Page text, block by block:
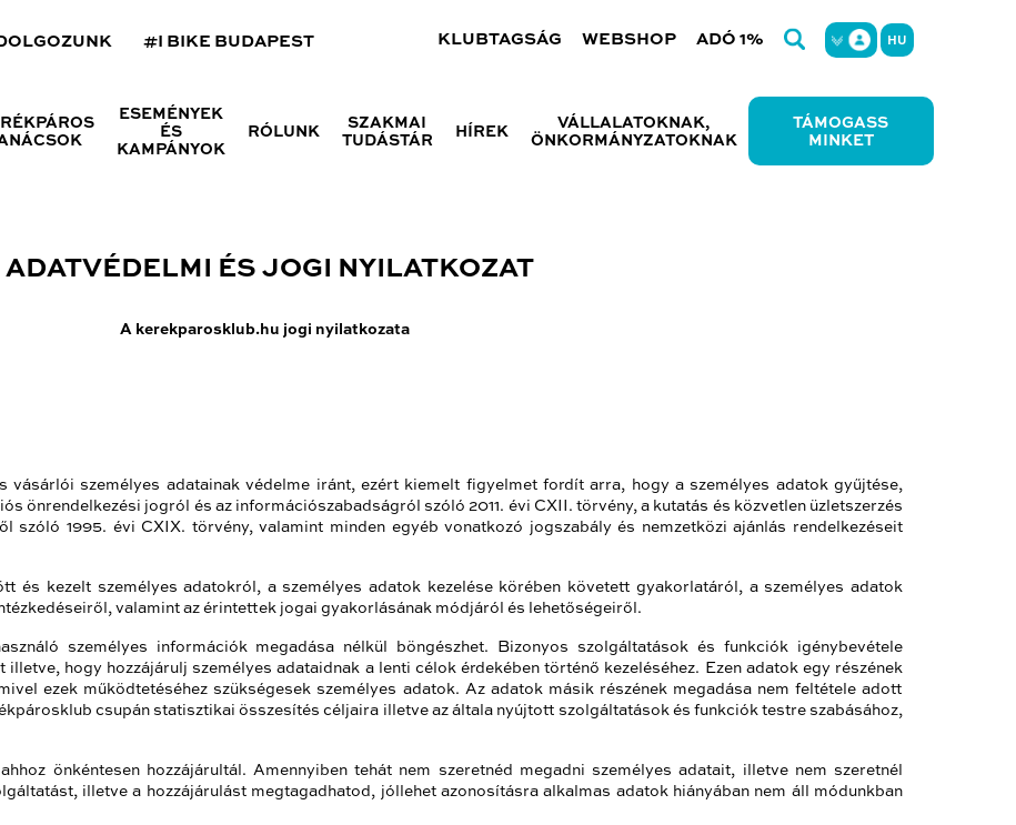
#I BIKE BUDAPEST KLUBTAGSÁG WEBSHOP ADÓ 1% HU
ESEMÉNYEK
ÉS
KAMPÁNYOK
RÓLUNK
SZAKMAI
TUDÁSTÁR
HÍREK
VÁLLALATOKNAK,
ÖNKORMÁNYZATOKNAK
TÁMOGASS
MINKET
ADATVÉDELMI ÉS JOGI NYILATKOZAT
A kerekparosklub.hu jogi nyilatkozata
személyes adatainak védelme iránt, ezért kiemelt figyelmet fordít arra, hogy a személyes adatok gyűjtése,
önrendelkezési jogról és az információszabadságról szóló 2011. évi CXII. törvény, a kutatás és közvetlen üzletszerzés
szóló 1995. évi CXIX. törvény, valamint minden egyéb vonatkozó jogszabály és nemzetközi ajánlás rendelkezéseit
és kezelt személyes adatokról, a személyes adatok kezelése körében követett gyakorlatáról, a személyes adatok
valamint az érintettek jogai gyakorlásának módjáról és lehetőségeiről.
személyes információk megadása nélkül böngészhet. Bizonyos szolgáltatások és funkciók igénybevétele
hogy hozzájárulj személyes adataidnak a lenti célok érdekében történő kezeléséhez. Ezen adatok egy részének
ezek működtetéséhez szükségesek személyes adatok. Az adatok másik részének megadása nem feltétele adott
csupán statisztikai összesítés céljaira illetve az általa nyújtott szolgáltatások és funkciók testre szabásához,
önkéntesen hozzájárultál. Amennyiben tehát nem szeretnéd megadni személyes adatait, illetve nem szeretnél
illetve a hozzájárulást megtagadhatod, jóllehet azonosításra alkalmas adatok hiányában nem áll módunkban